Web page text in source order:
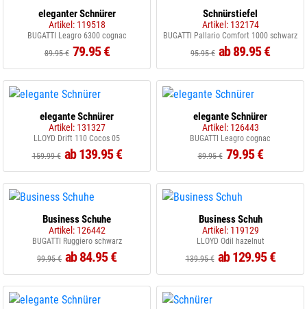
eleganter Schnürer
Artikel: 119518
BUGATTI Leagro 6300 cognac
89.95 € 79.95 €
Schnürstiefel
Artikel: 132174
BUGATTI Pallario Comfort 1000 schwarz
95.95 € ab 89.95 €
elegante Schnürer
Artikel: 131327
LLOYD Drift 110 Cocos 05
159.99 € ab 139.95 €
elegante Schnürer
Artikel: 126443
BUGATTI Leagro cognac
89.95 € 79.95 €
Business Schuhe
Artikel: 126442
BUGATTI Ruggiero schwarz
99.95 € ab 84.95 €
Business Schuh
Artikel: 119129
LLOYD Odil hazelnut
139.95 € ab 129.95 €